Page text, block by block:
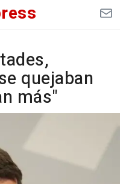
quejaban
más"